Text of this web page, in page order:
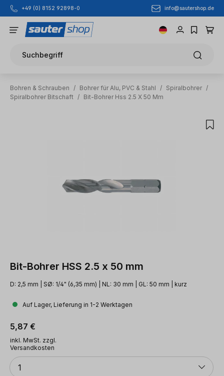
Zum Hauptinhalt springen
+49 (0) 8152 92898-0 info@sautershop.de
Suchbegriff
Bohren & Schrauben / Bohrer für Alu, PVC & Stahl / Spiralbohrer /
Spiralbohrer Bitschaft / Bit-Bohrer Hss 2.5 X 50 Mm
Bit-Bohrer HSS 2.5 x 50 mm
D: 2,5 mm | SØ: 1/4" (6,35 mm) | NL: 30 mm | GL: 50 mm | kurz
Auf Lager, Lieferung in 1-2 Werktagen
Regulärer Preis:
5,87 €
inkl. MwSt. zzgl.
Versandkosten
Anzahl
1